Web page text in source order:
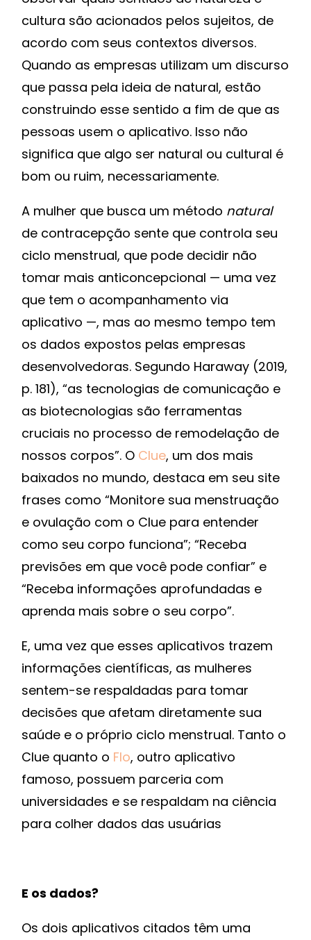
cultura são acionados pelos sujeitos, de
acordo com seus contextos diversos.
Quando as empresas utilizam um discurso
que passa pela ideia de natural, estão
construindo esse sentido a fim de que as
pessoas usem o aplicativo. Isso não
significa que algo ser natural ou cultural é
bom ou ruim, necessariamente.
A mulher que busca um método natural
de contracepção sente que controla seu
ciclo menstrual, que pode decidir não
tomar mais anticoncepcional — uma vez
que tem o acompanhamento via
aplicativo —, mas ao mesmo tempo tem
os dados expostos pelas empresas
desenvolvedoras. Segundo Haraway (2019,
p. 181), “as tecnologias de comunicação e
as biotecnologias são ferramentas
cruciais no processo de remodelação de
nossos corpos”. O Clue, um dos mais
baixados no mundo, destaca em seu site
frases como “Monitore sua menstruação
e ovulação com o Clue para entender
como seu corpo funciona”; “Receba
previsões em que você pode confiar” e
“Receba informações aprofundadas e
aprenda mais sobre o seu corpo”.
E, uma vez que esses aplicativos trazem
informações científicas, as mulheres
sentem-se respaldadas para tomar
decisões que afetam diretamente sua
saúde e o próprio ciclo menstrual. Tanto o
Clue quanto o Flo, outro aplicativo
famoso, possuem parceria com
universidades e se respaldam na ciência
para colher dados das usuárias
E os dados?
Os dois aplicativos citados têm uma